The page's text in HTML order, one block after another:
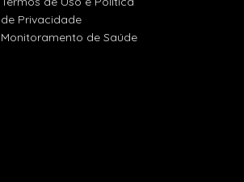
de Privacidade
Monitoramento de Saúde